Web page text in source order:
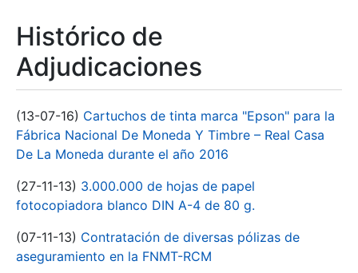
Histórico de
Adjudicaciones
(13-07-16) Cartuchos de tinta marca "Epson" para la
Fábrica Nacional De Moneda Y Timbre – Real Casa
De La Moneda durante el año 2016
(27-11-13) 3.000.000 de hojas de papel
fotocopiadora blanco DIN A-4 de 80 g.
(07-11-13) Contratación de diversas pólizas de
aseguramiento en la FNMT-RCM